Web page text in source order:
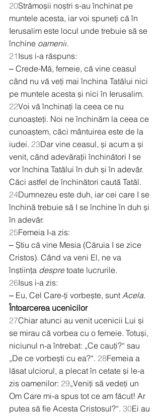
20Strămoșii noștri s-au închinat pe
muntele acesta, iar voi spuneți că în
Ierusalim este locul unde trebuie să se
închine oamenii.
21 Isus i-a răspuns:
‒ Crede-Mă, femeie, că vine ceasul
când nu vă veți mai închina Tatălui nici
pe muntele acesta și nici în Ierusalim.
22Voi vă închinați la ceea ce nu
cunoașteți. Noi ne închinăm la ceea ce
cunoaștem, căci mântuirea este de la
iudei. 23Dar vine ceasul, și acum a și
venit, când adevărații închinători I se
vor închina Tatălui în duh și în adevăr.
Căci astfel de închinători caută Tatăl.
24Dumnezeu este duh, iar cei care I se
închină trebuie să I se închine în duh și
în adevăr.
25Femeia I-a zis:
‒ Știu că vine Mesia (Căruia I se zice
Cristos). Când va veni El, ne va
înștiința despre toate lucrurile.
26Isus i-a zis:
‒ Eu, Cel Care-ți vorbește, sunt Acela.
Întoarcerea ucenicilor
27Chiar atunci au venit ucenicii Lui și
se mirau că vorbea cu o femeie. Totuși,
niciunul n-a întrebat: „Ce cauți?“ sau
„De ce vorbești cu ea?“. 28Femeia a
lăsat ulciorul, a plecat în cetate și le-a
zis oamenilor: 29„Veniți să vedeți un
Om Care mi-a spus tot ce am făcut! Ar
putea să fie Acesta Cristosul?“. 30Ei au